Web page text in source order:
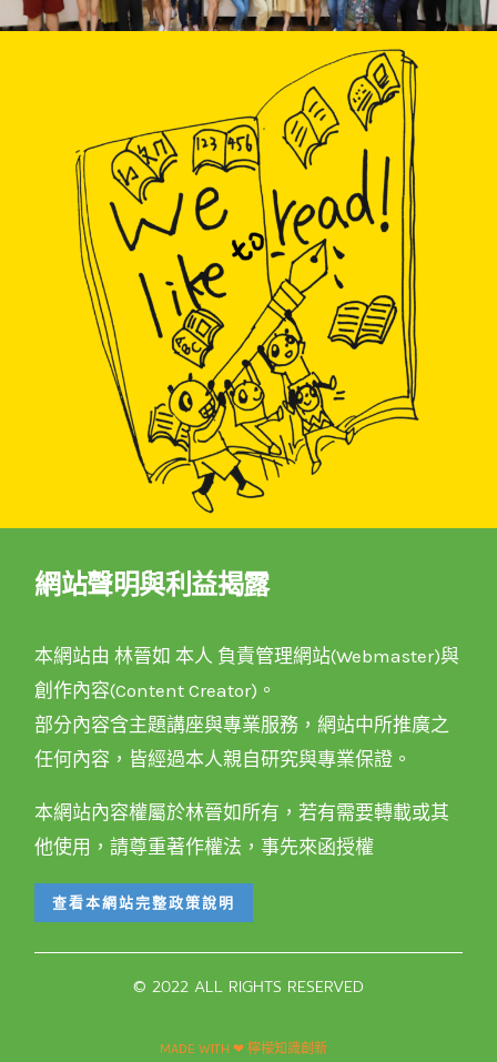
網站聲明與利益揭露
本網站由 林晉如 本人 負責管理網站(Webmaster)與
創作內容(Content Creator)。
部分內容含主題講座與專業服務，網站中所推廣之
任何內容，皆經過本人親自研究與專業保證。
本網站內容權屬於林晉如所有，若有需要轉載或其
他使用，請尊重著作權法，事先來函授權
查看本網站完整政策說明
© 2022 ALL RIGHTS RESERVED​
MADE WITH ❤ 檸檬知識創新